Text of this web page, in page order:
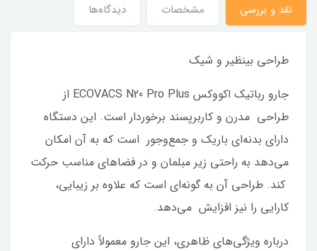
نقد و بررسی مشخصات دیدگاه‌ها
طراحی بینظیر و شیک
جارو رباتیک اکووکس ECOVACS N20 Pro Plus از
طراحی مدرن و کاربرپسند برخوردار است. این دستگاه
دارای بدنه‌ای باریک و جمع‌وجور است که به آن امکان
می‌دهد به راحتی زیر مبلمان و در فضاهای مناسب حرکت
کند. طراحی آن به گونه‌ای است که علاوه بر زیبایی،
کارایی را نیز افزایش می‌دهد.
درباره ویژگی‌های ظاهری، این جارو معمولاً دارای